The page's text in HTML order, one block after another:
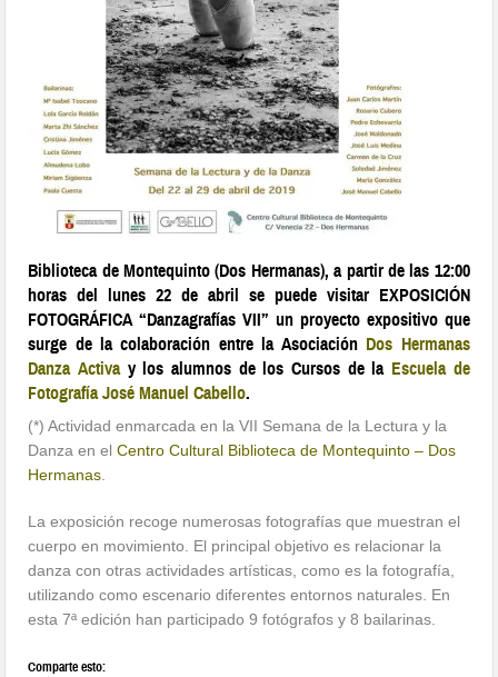
Biblioteca de Montequinto (Dos Hermanas), a partir de las 12:00
horas del lunes 22 de abril se puede visitar EXPOSICIÓN
FOTOGRÁFICA “Danzagrafías VII” un proyecto expositivo que
surge de la colaboración entre la Asociación Dos Hermanas
Danza Activay los alumnos de los Cursos de la Escuela de
Fotografía José Manuel Cabello.
(*) Actividad enmarcada en la VII Semana de la Lectura y la
Danza en elCentro Cultural Biblioteca de Montequinto – Dos
Hermanas.
La exposición recoge numerosas fotografías que muestran el
cuerpo en movimiento. El principal objetivo es relacionar la
danza con otras actividades artísticas, como es la fotografía,
utilizando como escenario diferentes entornos naturales. En
esta 7ª edición han participado 9 fotógrafos y 8 bailarinas.
Comparte esto: